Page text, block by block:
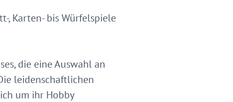
, Karten- bis Würfelspiele
die eine Auswahl an
leidenschaftlichen
um ihr Hobby